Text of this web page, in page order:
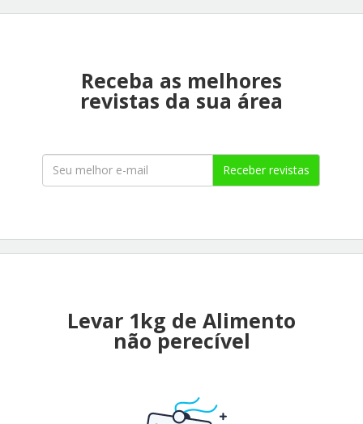
Receba as melhores
revistas da sua área
Receber revistas
Levar 1kg de Alimento
não perecível